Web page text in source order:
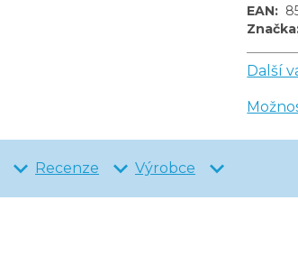
EAN:
Značka
Další
Recenze Výrobce